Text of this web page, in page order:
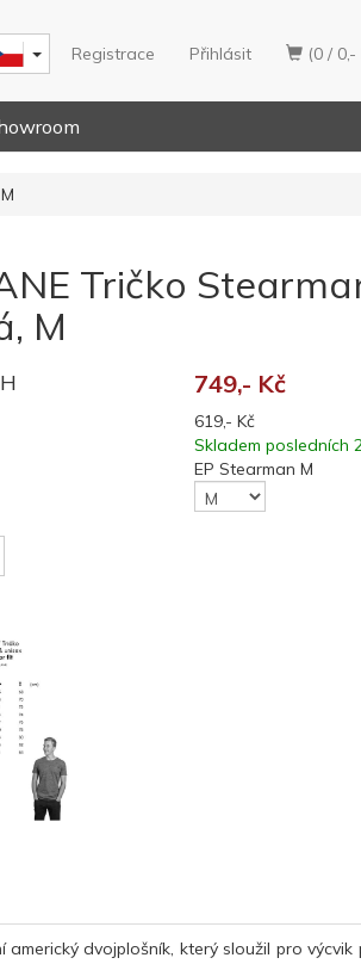
(0 / 0,-
Registrace Přihlásit
Tričko
M
749,- Kč
619,- Kč
Skladem posledních
EP Stearman M
dvojplošník, který sloužil pro výcvik